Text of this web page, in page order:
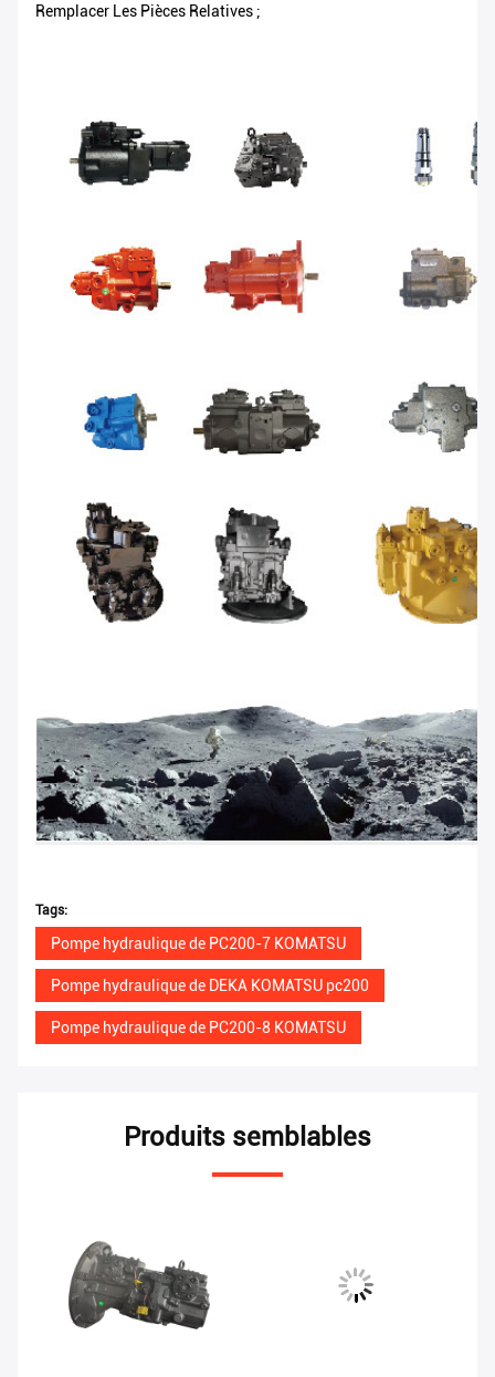
Remplacer Les Pièces Relatives ;
Tags:
Pompe hydraulique de PC200-7 KOMATSU
Pompe hydraulique de DEKA KOMATSU pc200
Pompe hydraulique de PC200-8 KOMATSU
Produits semblables